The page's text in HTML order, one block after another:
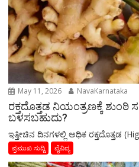
May 11, 2026 NavaKarnataka
ರಕ್ತದೊತ್ತಡ ನಿಯಂತ್ರಣಕ್ಕೆ
ಬಳಸಬಹುದು?
ಇತ್ತೀಚಿನ ದಿನಗಳಲ್ಲಿ ಅಧಿಕ ರಕ್ತದೊತ್ತಡ
ಪ್ರಮುಖ ಸುದ್ದಿ ವೈವಿದ್ಯ